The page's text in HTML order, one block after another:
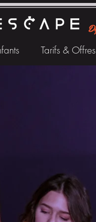
Tarifs & Offres